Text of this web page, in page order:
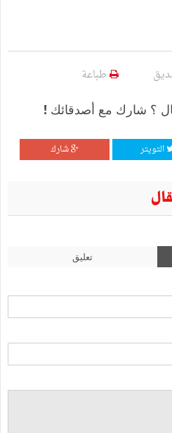
طباعة
؟ شارك مع أصدقائك !
التويتر شارك
تعليق